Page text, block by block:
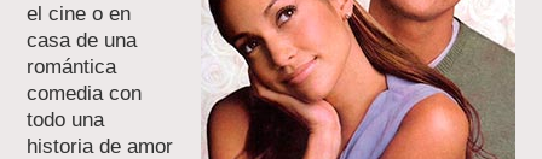
el cine o en
casa de una
romántica
comedia con
todo una
historia de amor